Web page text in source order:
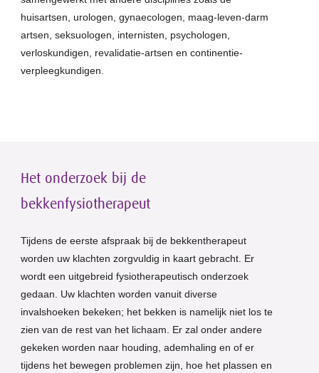
huisartsen, urologen, gynaecologen, maag-leven-darm
artsen, seksuologen, internisten, psychologen,
verloskundigen, revalidatie-artsen en continentie-
verpleegkundigen.
Het onderzoek bij de
bekkenfysiotherapeut
Tijdens de eerste afspraak bij de bekkentherapeut
worden uw klachten zorgvuldig in kaart gebracht. Er
wordt een uitgebreid fysiotherapeutisch onderzoek
gedaan. Uw klachten worden vanuit diverse
invalshoeken bekeken; het bekken is namelijk niet los te
zien van de rest van het lichaam. Er zal onder andere
gekeken worden naar houding, ademhaling en of er
tijdens het bewegen problemen zijn, hoe het plassen en